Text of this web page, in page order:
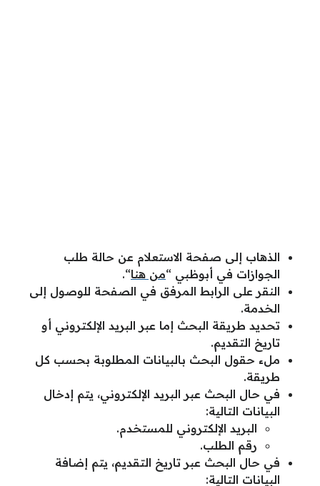
الذهاب إلى صفحة الاستعلام عن حالة طلب
الجوازات في أبوظبي “من هنا“.
النقر على الرابط المرفق في الصفحة للوصول إلى
الخدمة.
تحديد طريقة البحث إما عبر البريد الإلكتروني أو
تاريخ التقديم.
ملء حقول البحث بالبيانات المطلوبة بحسب كل
طريقة.
في حال البحث عبر البريد الإلكتروني، يتم إدخال
البيانات التالية:
البريد الإلكتروني للمستخدم.
رقم الطلب.
في حال البحث عبر تاريخ التقديم، يتم إضافة
البيانات التالية: